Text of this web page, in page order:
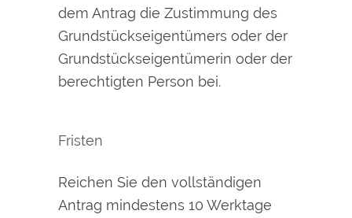
dem Antrag die Zustimmung des
Grundstückseigentümers oder der
Grundstückseigentümerin oder der
berechtigten Person bei.
Fristen
Reichen Sie den vollständigen
Antrag mindestens 10 Werktage